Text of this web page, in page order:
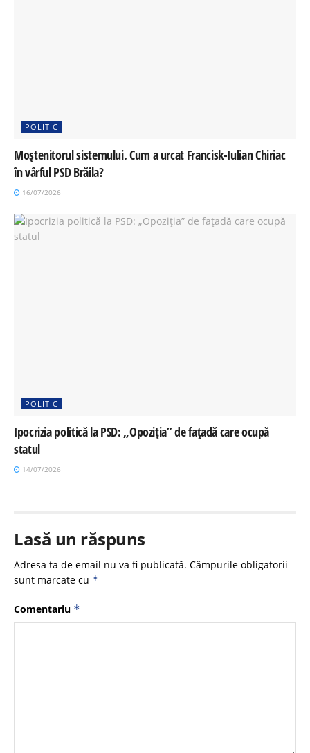
POLITIC
Moștenitorul sistemului. Cum a urcat Francisk-Iulian Chiriac
în vârful PSD Brăila?
16/07/2026
POLITIC
Ipocrizia politică la PSD: „Opoziția” de fațadă care ocupă
statul
14/07/2026
Lasă un răspuns
Adresa ta de email nu va fi publicată. Câmpurile obligatorii
sunt marcate cu *
Comentariu *